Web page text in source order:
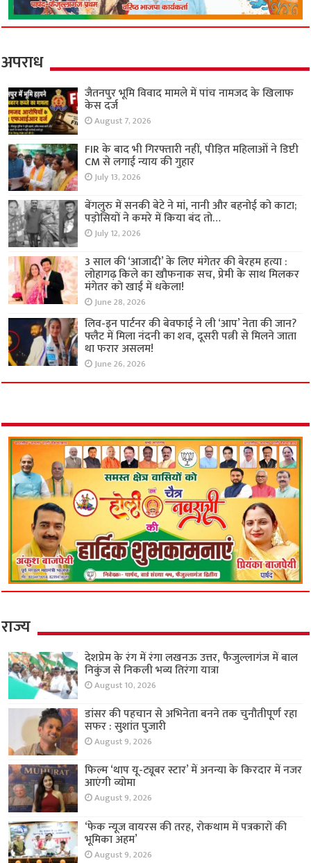
अपराध
जैतनपुर भूमि विवाद मामले में पांच नामजद के खिलाफ
केस दर्ज
August 7, 2026
FIR के बाद भी गिरफ्तारी नहीं, पीड़ित महिलाओं ने डिप्टी
CM से लगाई न्याय की गुहार
July 13, 2026
बेंगलुरु में सनकी बेटे ने मां, नानी और बहनोई को काटा;
पड़ोसियों ने कमरे में किया बंद तो…
July 12, 2026
3 साल की ‘आजादी’ के लिए मंगेतर की बेरहम हत्या :
लोहागढ़ किले का खौफनाक सच, प्रेमी के साथ मिलकर
मंगेतर को खाई में धकेला!
June 28, 2026
लिव-इन पार्टनर की बेवफाई ने ली ‘आप’ नेता की जान?
फ्लैट में मिला नंदनी का शव, दूसरी पत्नी से मिलने जाता
था फरार असलम!
June 26, 2026
राज्य
देशप्रेम के रंग में रंगा लखनऊ उत्तर, फैजुल्लागंज में बाल
निकुंज से निकली भव्य तिरंगा यात्रा
August 10, 2026
डांसर की पहचान से अभिनेता बनने तक चुनौतीपूर्ण रहा
सफर : सुशांत पुजारी
August 9, 2026
फिल्म ‘थाप यू-ट्यूबर स्टार’ में अनन्या के किरदार में नजर
आएंगी व्योमा
August 9, 2026
‘फेक न्यूज वायरस की तरह, रोकथाम में पत्रकारों की
भूमिका अहम’
August 9, 2026